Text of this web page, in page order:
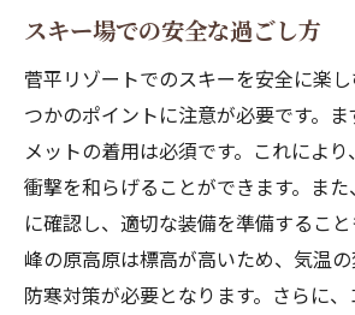
スキー場での安全な過ごし方
菅平リゾートでのスキーを安全に楽
つかのポイントに注意が必要です。
メットの着用は必須です。これによ
衝撃を和らげることができます。ま
に確認し、適切な装備を準備するこ
峰の原高原は標高が高いため、気温
防寒対策が必要となります。さらに